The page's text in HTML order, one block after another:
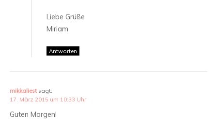
Liebe Grüße
Miriam
Antworten
mikkaliest sagt:
17. März 2015 um 10:33 Uhr
Guten Morgen!